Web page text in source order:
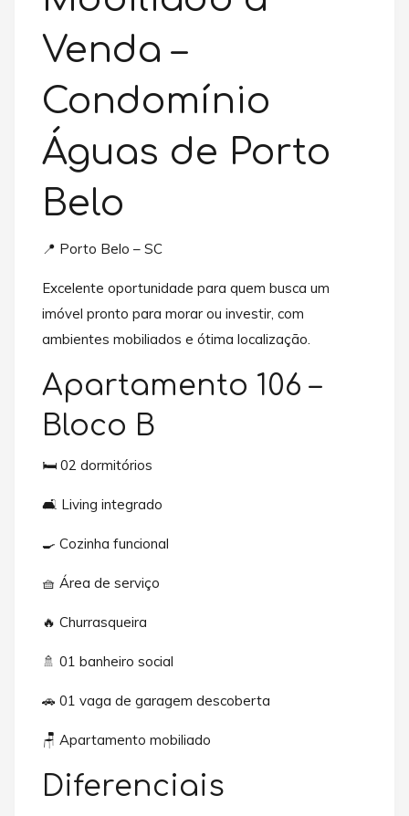
Venda –
Condomínio
Águas de Porto
Belo
📍 Porto Belo – SC
Excelente oportunidade para quem busca um
imóvel pronto para morar ou investir, com
ambientes mobiliados e ótima localização.
Apartamento 106 –
Bloco B
🛏️ 02 dormitórios
🛋️ Living integrado
🍳 Cozinha funcional
🧺 Área de serviço
🔥 Churrasqueira
🚿 01 banheiro social
🚗 01 vaga de garagem descoberta
🪑 Apartamento mobiliado
Diferenciais